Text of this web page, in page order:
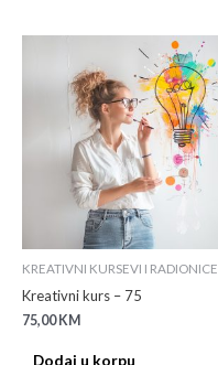
KREATIVNI KURSEVI I RADIONICE
Kreativni kurs – 75
75,00KM
Dodaj u korpu